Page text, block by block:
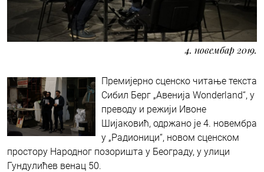
4. новембар 2019.
Премијерно сценско читање текста
Сибил Берг „Авенија Wonderland“, у
преводу и режији Ивоне
Шијаковић, одржано је 4. новембра
у „Радионици“, новом сценском
простору Народног позоришта у Београду, у улици
Гундулићев венац 50.